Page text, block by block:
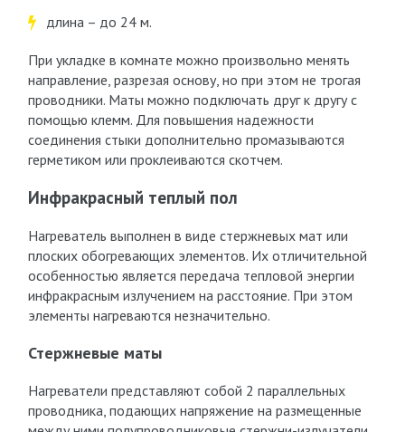
длина – до 24 м.
При укладке в комнате можно произвольно менять
направление, разрезая основу, но при этом не трогая
проводники. Маты можно подключать друг к другу с
помощью клемм. Для повышения надежности
соединения стыки дополнительно промазываются
герметиком или проклеиваются скотчем.
Инфракрасный теплый пол
Нагреватель выполнен в виде стержневых мат или
плоских обогревающих элементов. Их отличительной
особенностью является передача тепловой энергии
инфракрасным излучением на расстояние. При этом
элементы нагреваются незначительно.
Стержневые маты
Нагреватели представляют собой 2 параллельных
проводника, подающих напряжение на размещенные